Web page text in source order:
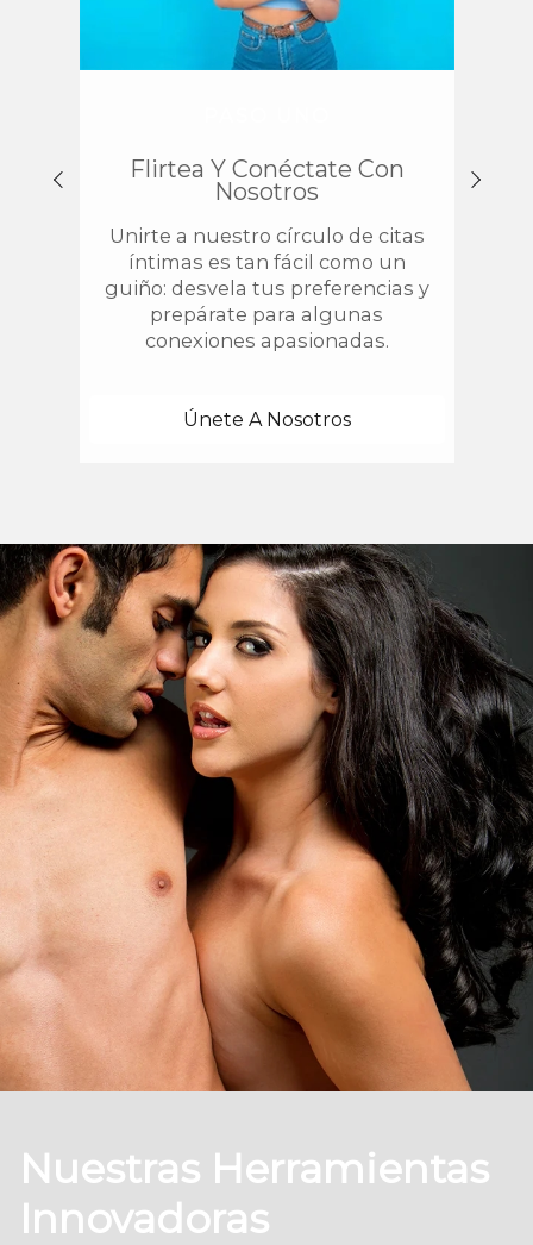
Flirtea Y Conéctate Con
Nosotros
Unirte a nuestro círculo de citas
íntimas es tan fácil como un
guiño: desvela tus preferencias y
prepárate para algunas
conexiones apasionadas.
Únete A Nosotros
Nuestras Herramientas
Innovadoras